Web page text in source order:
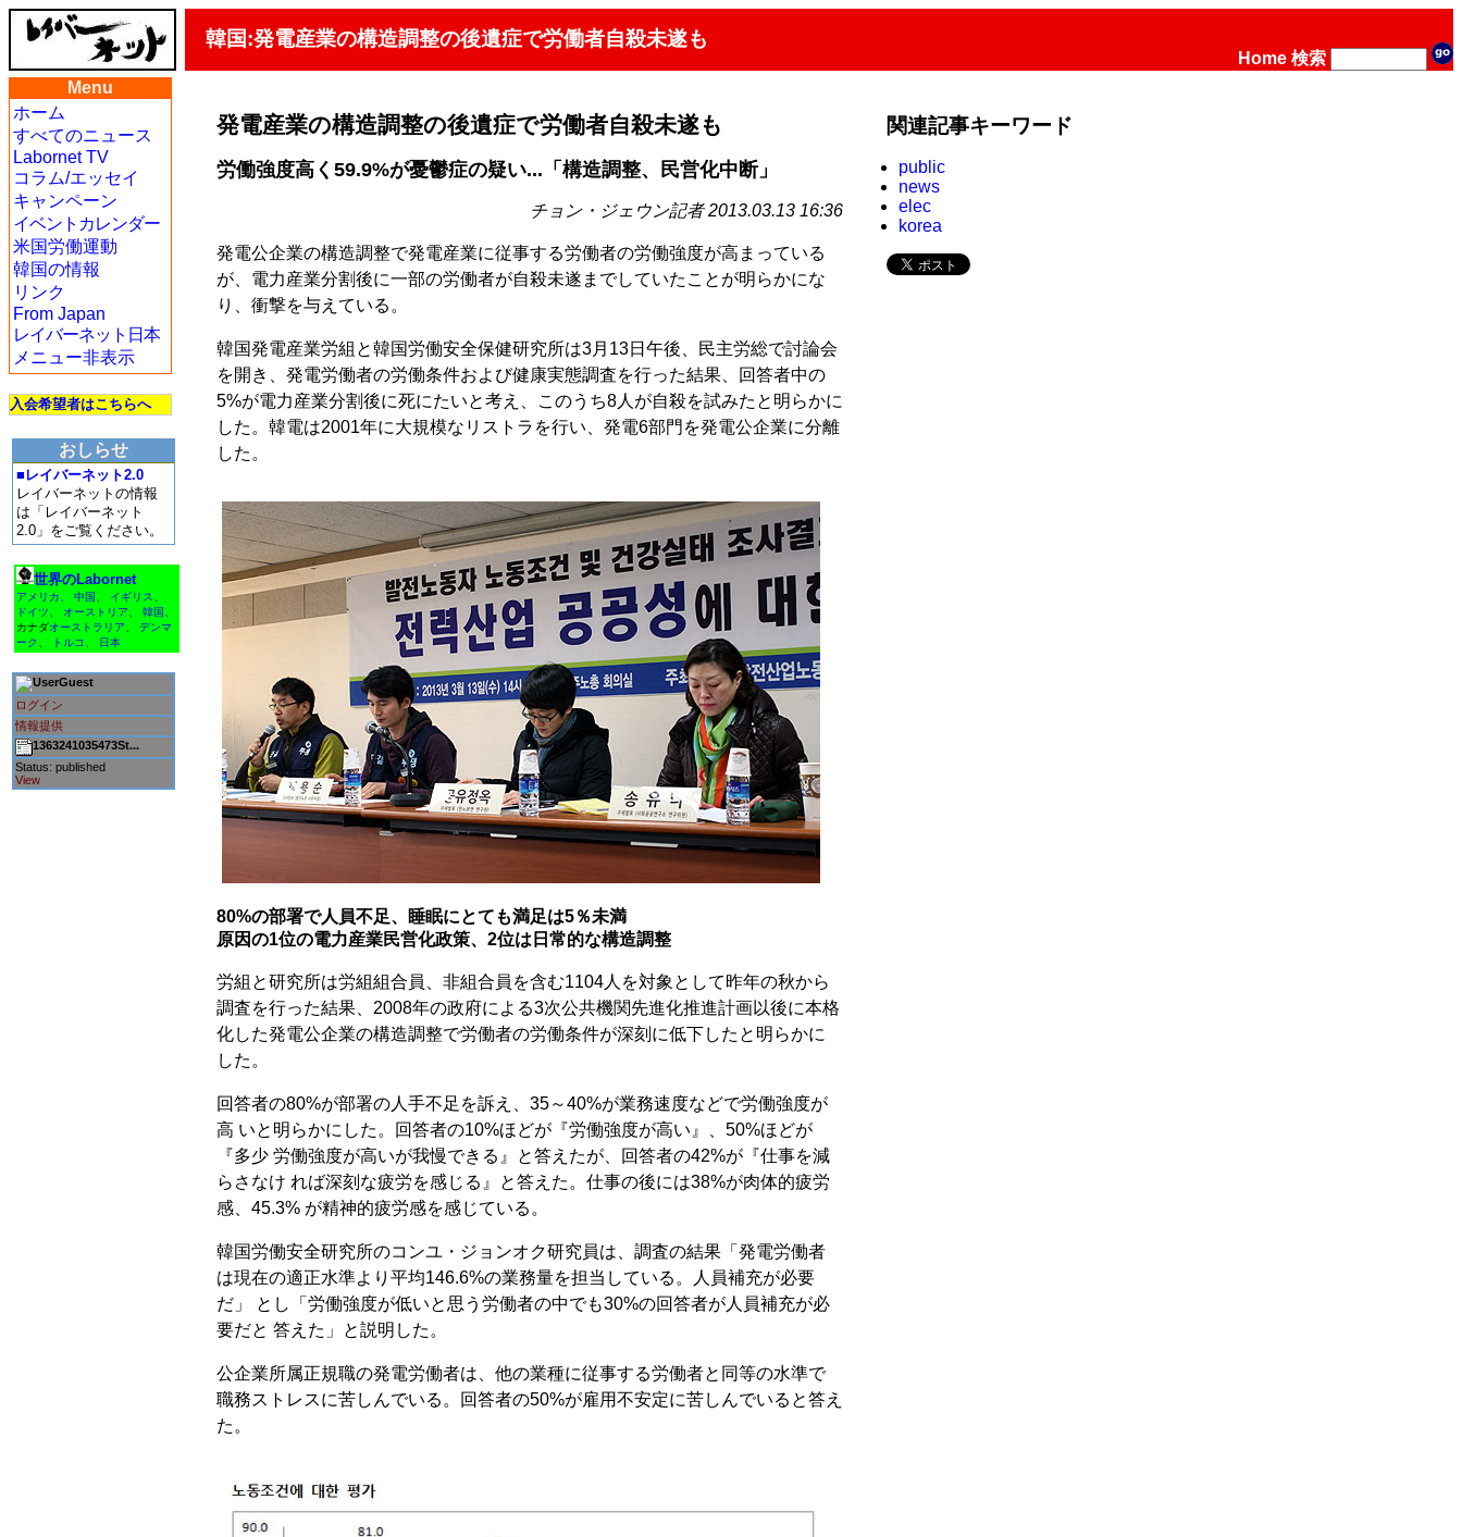
韓国:発電産業の構造調整の後遺症で労働者自殺未遂も
Home 検索
Menu
ホーム
すべてのニュース
Labornet TV
コラム/エッセイ
キャンペーン
イベントカレンダー
米国労働運動
韓国の情報
リンク
From Japan
レイバーネット日本
メニュー非表示
入会希望者はこちらへ
おしらせ
■レイバーネット2.0
レイバーネットの情報
は「レイバーネット
2.0」をご覧ください。
世界のLabornet
アメリカ 中国 イギリス
ドイツ
オーストリア 韓国
カナダオーストラリア
デンマ
ーク
トルコ 日本
Guest
ログイン
情報提供
1363241035473St...
Status: published
View
発電産業の構造調整の後遺症で労働者自殺未遂も
労働強度高く59.9%が憂鬱症の疑い...「構造調整、民営化中断」
チョン・ジェウン記者 2013.03.13 16:36
発電公企業の構造調整で発電産業に従事する労働者の労働強度が高まっている
が、電力産業分割後に一部の労働者が自殺未遂までしていたことが明らかにな
り、衝撃を与えている。
韓国発電産業労組と韓国労働安全保健研究所は3月13日午後、民主労総で討論会
を開き、発電労働者の労働条件および健康実態調査を行った結果、回答者中の
5%が電力産業分割後に死にたいと考え、このうち8人が自殺を試みたと明らかに
した。韓電は2001年に大規模なリストラを行い、発電6部門を発電公企業に分離
した。
80%の部署で人員不足、睡眠にとても満足は5％未満
原因の1位の電力産業民営化政策、2位は日常的な構造調整
労組と研究所は労組組合員、非組合員を含む1104人を対象として昨年の秋から
調査を行った結果、2008年の政府による3次公共機関先進化推進計画以後に本格
化した発電公企業の構造調整で労働者の労働条件が深刻に低下したと明らかに
した。
回答者の80%が部署の人手不足を訴え、35～40%が業務速度などで労働強度が
高 いと明らかにした。回答者の10%ほどが『労働強度が高い』、50%ほどが
『多少 労働強度が高いが我慢できる』と答えたが、回答者の42%が『仕事を減
らさなけ れば深刻な疲労を感じる』と答えた。仕事の後には38%が肉体的疲労
感、45.3% が精神的疲労感を感じている。
韓国労働安全研究所のコンユ・ジョンオク研究員は、調査の結果「発電労働者
は現在の適正水準より平均146.6%の業務量を担当している。人員補充が必要
だ」 とし「労働強度が低いと思う労働者の中でも30%の回答者が人員補充が必
要だと 答えた」と説明した。
公企業所属正規職の発電労働者は、他の業種に従事する労働者と同等の水準で
職務ストレスに苦しんでいる。回答者の50%が雇用不安定に苦しんでいると答え
た。
関連記事キーワード
public
news
elec
korea